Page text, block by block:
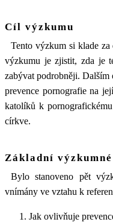
Cíl výzkumu
Tento výzkum si klade
výzkumu je zjistit, zda je
zabývat podrobněji.
prevence pornografie na
katolíků k
církve.
Základní
Bylo stanoveno pět
vnímány ve vztahu k
Jak ovlivňuje